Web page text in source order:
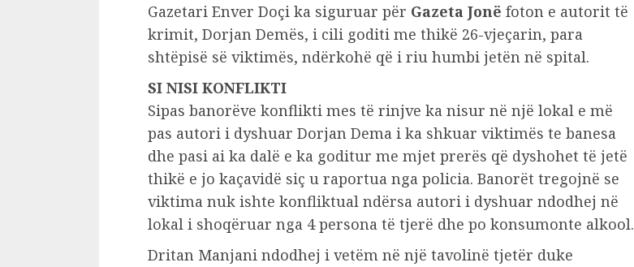
Gazetari Enver Doçi ka siguruar për Gazeta Jonë foton e autorit të
krimit, Dorjan Demës, i cili goditi me thikë 26-vjeçarin, para
shtëpisë së viktimës, ndërkohë që i riu humbi jetën në spital.
SI NISI KONFLIKTI
Sipas banorëve konflikti mes të rinjve ka nisur në një lokal e më
pas autori i dyshuar Dorjan Dema i ka shkuar viktimës te banesa
dhe pasi ai ka dalë e ka goditur me mjet prerës që dyshohet të jetë
thikë e jo kaçavidë siç u raportua nga policia. Banorët tregojnë se
viktima nuk ishte konfliktual ndërsa autori i dyshuar ndodhej në
lokal i shoqëruar nga 4 persona të tjerë dhe po konsumonte alkool.
Dritan Manjani ndodhej i vetëm në një tavolinë tjetër duke